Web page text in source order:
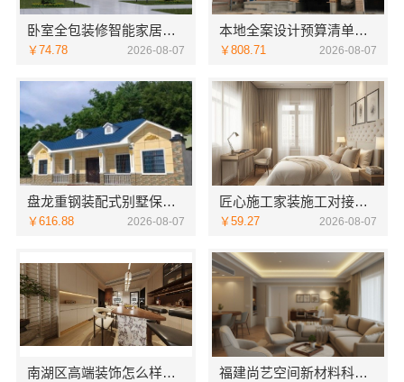
卧室全包装修智能家居，中蓝建投武功分公司设计施工
￥74.78 2026-08-07
本地全案设计预算清单创益讯建筑-湖南创益讯建筑有限公司
￥808.71 2026-08-07
盘龙重钢装配式别墅保温隔热，云南晟构建筑建材有限公司品质之选
￥616.88 2026-08-07
匠心施工家装施工对接渠道宁波雅美和居建材科技有限公司
￥59.27 2026-08-07
南湖区高端装饰怎么样，嘉兴锦居装饰材料有限公司品质如何 福建尚艺空间新材料科技有限公司，泉州家装价格透明明细